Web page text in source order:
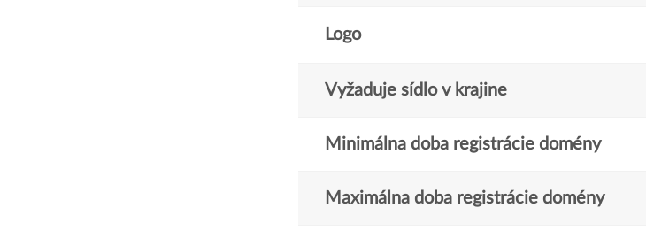
Logo
Vyžaduje sídlo v krajine
Minimálna doba registrácie domény
Maximálna doba registrácie domény